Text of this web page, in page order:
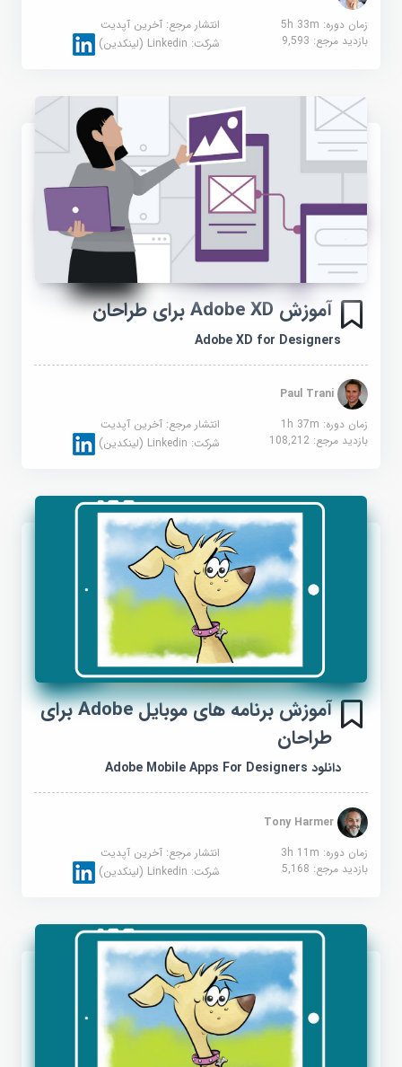
زمان دوره: 5h 33m
انتشار مرجع:آخرین آپدیت
بازدید مرجع:9,593 شرکت:Linkedin (لینکدین)
آموزش Adobe XD برای طراحان
Adobe XD for Designers
Paul Trani
زمان دوره: 1h 37m
انتشار مرجع:آخرین آپدیت
بازدید مرجع:108,212 شرکت:Linkedin (لینکدین)
آموزش برنامه های موبایل Adobe برای
طراحان
دانلود Adobe Mobile Apps For Designers
Tony Harmer
زمان دوره: 3h 11m
انتشار مرجع:آخرین آپدیت
بازدید مرجع:5,168 شرکت:Linkedin (لینکدین)